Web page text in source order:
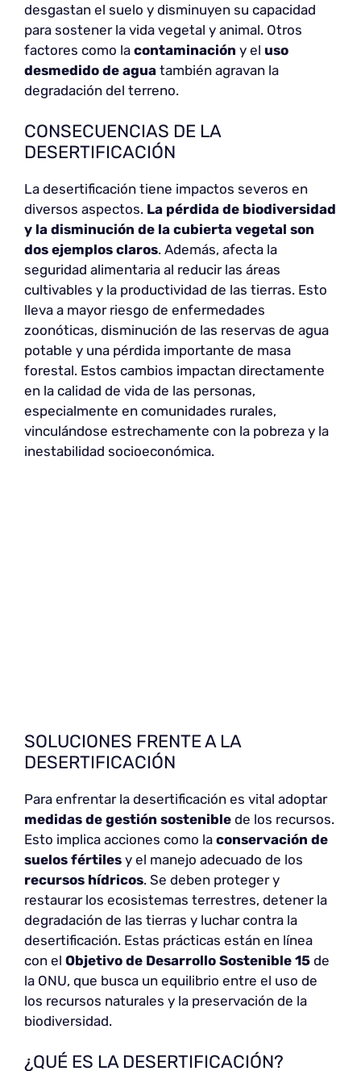
desgastan el suelo y disminuyen su capacidad
para sostener la vida vegetal y animal. Otros
factores como la contaminación y el uso
desmedido de agua también agravan la
degradación del terreno.
CONSECUENCIAS DE LA
DESERTIFICACIÓN
La desertificación tiene impactos severos en
diversos aspectos. La pérdida de biodiversidad
y la disminución de la cubierta vegetal son
dos ejemplos claros. Además, afecta la
seguridad alimentaria al reducir las áreas
cultivables y la productividad de las tierras. Esto
lleva a mayor riesgo de enfermedades
zoonóticas, disminución de las reservas de agua
potable y una pérdida importante de masa
forestal. Estos cambios impactan directamente
en la calidad de vida de las personas,
especialmente en comunidades rurales,
vinculándose estrechamente con la pobreza y la
inestabilidad socioeconómica.
SOLUCIONES FRENTE A LA
DESERTIFICACIÓN
Para enfrentar la desertificación es vital adoptar
medidas de gestión sostenible de los recursos.
Esto implica acciones como la conservación de
suelos fértiles y el manejo adecuado de los
recursos hídricos. Se deben proteger y
restaurar los ecosistemas terrestres, detener la
degradación de las tierras y luchar contra la
desertificación. Estas prácticas están en línea
con el Objetivo de Desarrollo Sostenible 15 de
la ONU, que busca un equilibrio entre el uso de
los recursos naturales y la preservación de la
biodiversidad.
¿QUÉ ES LA DESERTIFICACIÓN?